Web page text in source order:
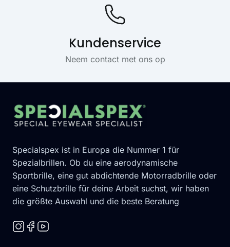
Kundenservice
Neem contact met ons op
Specialspex ist in Europa die Nummer 1 für
Spezialbrillen. Ob du eine aerodynamische
Sportbrille, eine gut abdichtende Motorradbrille oder
eine Schutzbrille für deine Arbeit suchst, wir haben
die größte Auswahl und die beste Beratung